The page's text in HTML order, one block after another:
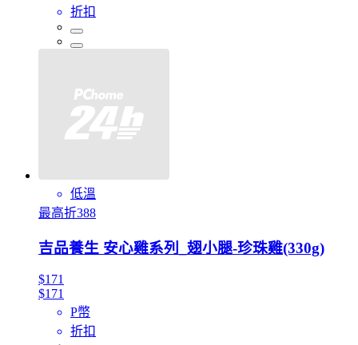
折扣
低溫
最高折388
吉品養生 安心雞系列_翅小腿-珍珠雞(330g)
$171
$171
P幣
折扣